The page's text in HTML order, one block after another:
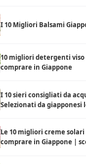
I 10 Migliori Balsami
10 migliori detergenti viso
comprare in Giappone
I 10 sieri consigliati da
Selezionati da giapponesi
Le 10 migliori creme
comprare in Giappone |